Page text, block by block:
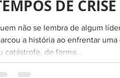
DE CRISE
não se lembra de algum
a história ao enfrentar
catástrofe, de forma...